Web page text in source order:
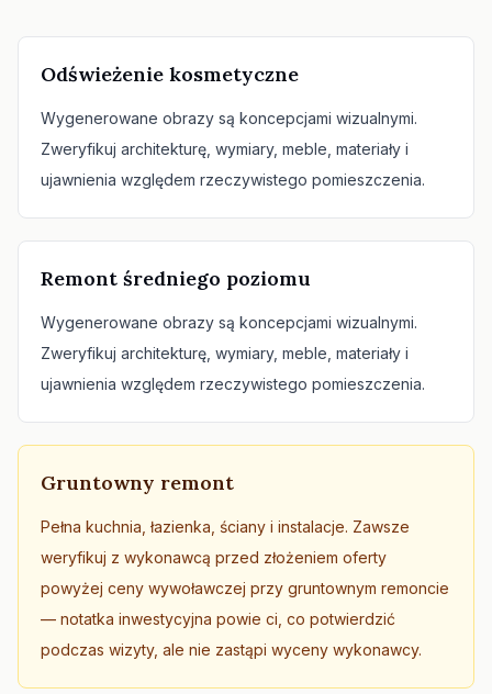
Odświeżenie kosmetyczne
Wygenerowane obrazy są koncepcjami wizualnymi.
Zweryfikuj architekturę, wymiary, meble, materiały i
ujawnienia względem rzeczywistego pomieszczenia.
Remont średniego poziomu
Wygenerowane obrazy są koncepcjami wizualnymi.
Zweryfikuj architekturę, wymiary, meble, materiały i
ujawnienia względem rzeczywistego pomieszczenia.
Gruntowny remont
Pełna kuchnia, łazienka, ściany i instalacje. Zawsze
weryfikuj z wykonawcą przed złożeniem oferty
powyżej ceny wywoławczej przy gruntownym remoncie
— notatka inwestycyjna powie ci, co potwierdzić
podczas wizyty, ale nie zastąpi wyceny wykonawcy.